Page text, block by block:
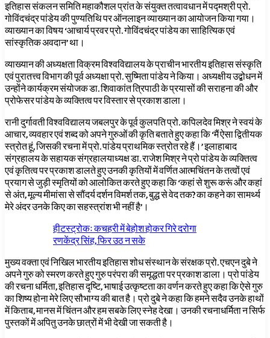
इतिहास संकलन समिति महाकौशल प्रांत के संयुक्त तत्वावधान में पद्मश्री प्रो.
गोविंदचंद्र पांडेय की पुण्यतिथि पर ऑनलाइन व्याख्यान का आयोजन किया गया।
व्याख्यान का विषय ‘आचार्य प्रवर प्रो. गोविंदचंद्र पांडेय का साहित्यिक एवं
सांस्कृतिक अवदान’ था।
व्याख्यान की अध्यक्षता विक्रम विश्वविद्यालय के प्राचीन भारतीय इतिहास संस्कृति
एवं पुरातत्त्व विभाग की पूर्व अध्यक्षा प्रो. सुष्मिता पांडेय ने किया। अध्यक्षीय उद्बोधन में
उन्होंने कार्यक्रम संयोजक डा. शिवाकांत त्रिपाठी के प्रयासों की सराहना की और
प्रोफेसर पांडेय के व्यक्तित्व पर विस्तार से प्रकाश डाला।
रानी दुर्गावती विश्वविद्यालय जबलपुर के पूर्व कुलपति प्रो. कपिलदेव मिश्र ने स्वयं के
आचार, व्यवहार एवं शब्द को अपने गुरुओं की कृति बताते हुए कहा कि ‘मैं ऐसा द्वितीयक
स्त्रोत हूं, जिसकी रचना में प्रो. पांडेय प्राथमिक स्त्रोत रहे हैं।’ इलाहाबाद
संग्रहालय के सहायक संग्रहालयाध्यक्ष डा. राजेश मिश्र ने प्रो पांडेय के व्यक्तित्व
एवं कृतित्व पर प्रकाश डालते हुए उनकी कृतियों में वर्णित आत्मचिंतन के तत्वों एवं
प्रयाग से जुड़ी स्मृतियों को आलोकित करते हुए कहा कि ‘कहां से शुरू करूं और कहां
से अंत, मूल्य मीमांसा से सौंदर्य दर्शन विमर्श तक, बुद्ध से वेद तक? का कहने का सामर्थ्य
मेरे अंदर उनके किए का सहस्त्रांश भी नहीं है’।
हीटस्ट्रोकः कचहरी में बेहोश होकर गिरे दरोगा
रणकेंद्र सिंह, फिर उठ न सके
मुख्य वक्ता एवं निखिल भारतीय इतिहास शोध संस्थान के संरक्षक प्रो. एचएन दुबे ने
अपने गुरु को स्मरण करते हुए गुरु परंपरा की समृद्धता पर प्रकाश डाला। प्रो पांडेय
की रचना धर्मिता, इतिहास दृष्टि, भाषाई उत्कृष्टता का वर्णन करते हुए कहा कि ऐसे गुरु
का शिष्य होना मेरे लिए सौभाग्य की बात है। प्रो दुबे ने कहा कि हमने सदैव उनके हाथों
में किताब, मानस में चिंतन और हम सबके लिए स्नेह देखा। उनकी रचनाधर्मिता न सिर्फ
पुस्तकों में अपितु उनके छात्रों में भी देखी जा सकती है।